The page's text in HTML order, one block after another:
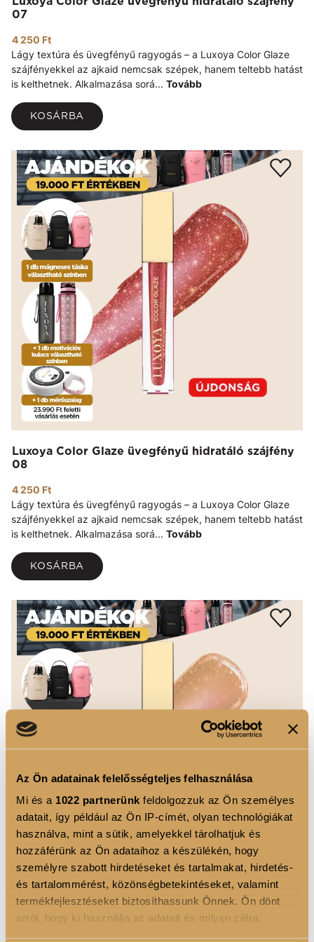
Az Ön adatainak felelősségteljes felhasználása
Mi és a 1022 partnerünk feldolgozzuk az Ön személyes
adatait, így például az Ön IP-címét, olyan technológiákat
használva, mint a sütik, amelyekkel tárolhatjuk és
hozzáférünk az Ön adataihoz a készülékén, hogy
személyre szabott hirdetéseket és tartalmakat, hirdetés-
és tartalommérést, közönségbetekintéseket, valamint
termékfejlesztéseket biztosíthassunk Önnek. Ön dönt
arról, hogy ki használja az adatait és milyen célra.
07
4 250 Ft
Lágy textúra és üvegfényű ragyogás – a Luxoya Color Glaze
szájfényekkel az ajkaid nemcsak szépek, hanem teltebb hatást
is kelthetnek. Alkalmazása sorá... Tovább
KOSÁRBA
Luxoya Color Glaze üvegfényű hidratáló szájfény
08
4 250 Ft
Lágy textúra és üvegfényű ragyogás – a Luxoya Color Glaze
szájfényekkel az ajkaid nemcsak szépek, hanem teltebb hatást
is kelthetnek. Alkalmazása sorá... Tovább
KOSÁRBA
Luxoya Color Glaze üvegfényű hidratáló szájfény
01
4 250 Ft